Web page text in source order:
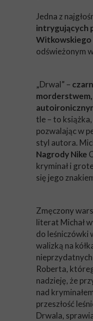
Jedna z
intrygujących
Witkowskiego
odświeżonym
„Drwal” –
tle – to
pozwalając w
styl autora.
Nagrody Nike
kryminał i
się jego
Zmęczony
literat Michał
do leśniczówki
walizką na
Roberta,
nadzieję, że
nad
przeszłość
Drwala,